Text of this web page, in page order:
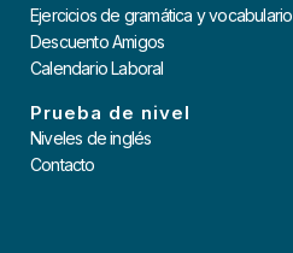
Ejercicios de gramática y vocabulario
Descuento Amigos
Calendario Laboral
Prueba de nivel
Niveles de inglés
Contacto